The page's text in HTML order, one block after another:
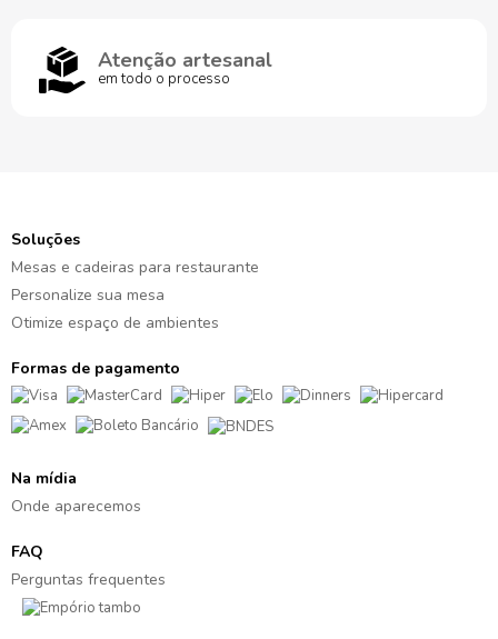
Atenção artesanal
em todo o processo
Soluções
Mesas e cadeiras para restaurante
Personalize sua mesa
Otimize espaço de ambientes
Formas de pagamento
Na mídia
Onde aparecemos
FAQ
Perguntas frequentes